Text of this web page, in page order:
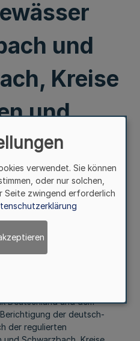
und
Kreise
und
1988
1
Deutschland und dem
der deutsch-
der regulierten
verwendet. Sie können
oder nur solchen,
Seite zwingend erforderlich